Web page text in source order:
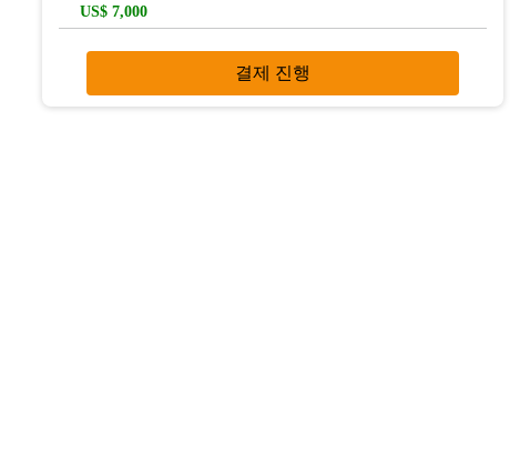
US$ 7,000
결제 진행